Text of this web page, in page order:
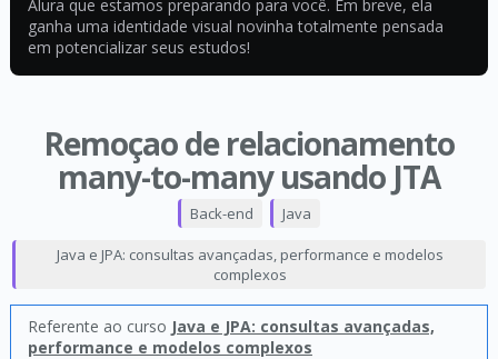
Alura que estamos preparando para você. Em breve, ela
ganha uma identidade visual novinha totalmente pensada
em potencializar seus estudos!
Remoçao de relacionamento
many-to-many usando JTA
Back-end Java
Java e JPA: consultas avançadas, performance e modelos
complexos
Referente ao curso Java e JPA: consultas avançadas,
performance e modelos complexos